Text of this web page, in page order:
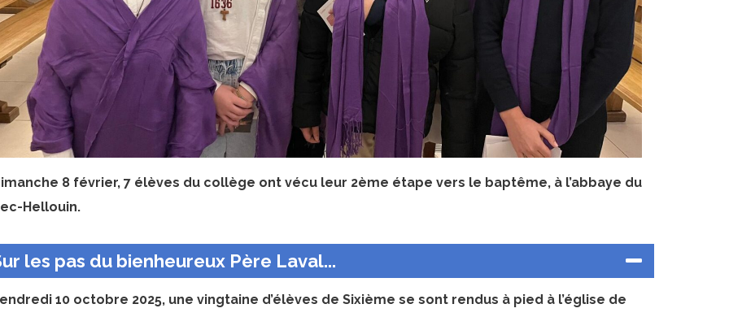
8 février, 7 élèves du collège ont vécu leur 2ème étape vers le baptême, à l’abbaye du
Hellouin.
les pas du bienheureux Père Laval...
10 octobre 2025, une vingtaine d’élèves de Sixième se sont rendus à pied à l’église de